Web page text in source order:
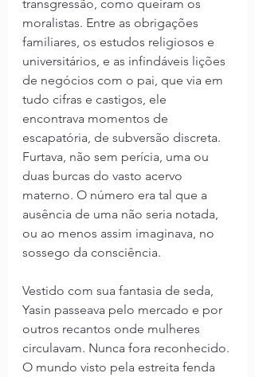
transgressão, como queiram os
moralistas. Entre as obrigações
familiares, os estudos religiosos e
universitários, e as infindáveis lições
de negócios com o pai, que via em
tudo cifras e castigos, ele
encontrava momentos de
escapatória, de subversão discreta.
Furtava, não sem perícia, uma ou
duas burcas do vasto acervo
materno. O número era tal que a
ausência de uma não seria notada,
ou ao menos assim imaginava, no
sossego da consciência.
Vestido com sua fantasia de seda,
Yasin passeava pelo mercado e por
outros recantos onde mulheres
circulavam. Nunca fora reconhecido.
O mundo visto pela estreita fenda